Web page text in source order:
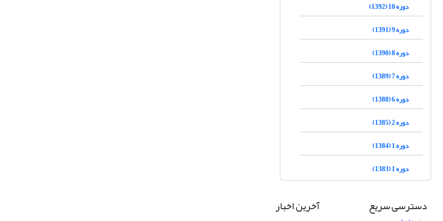
دوره 10 (1392)
دوره 9 (1391)
دوره 8 (1390)
دوره 7 (1389)
دوره 6 (1388)
دوره 2 (1385)
دوره 1 (1384)
دوره 1 (1383)
دسترسی سریع آخرین اخبار